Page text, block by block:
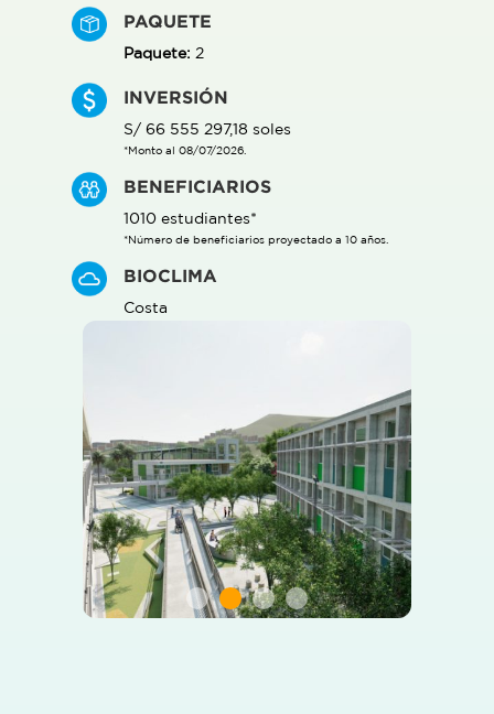
PAQUETE
Paquete: 2
INVERSIÓN
S/ 66 555 297,18 soles
*Monto al 08/07/2026.
BENEFICIARIOS
1010 estudiantes*
*Número de beneficiarios proyectado a 10 años.
BIOCLIMA
Costa